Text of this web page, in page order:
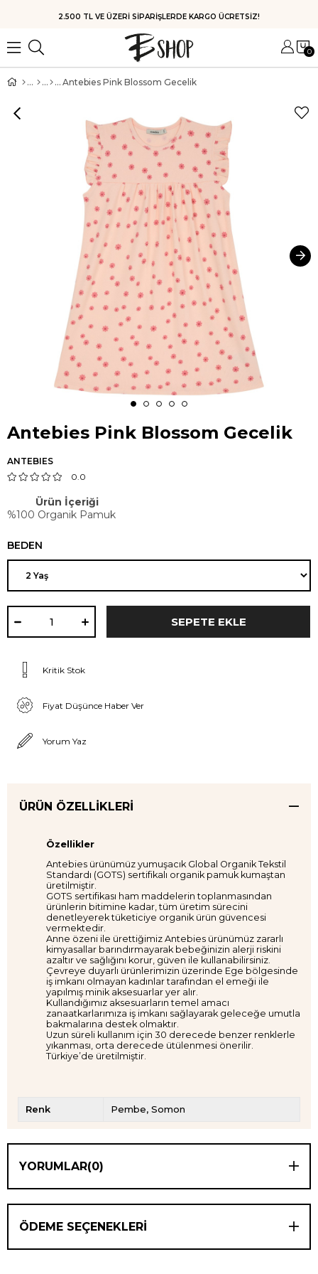
HIZLI KARGO
0
Antebies Pink Blossom Gecelik
Antebies Pink Blossom Gecelik
ANTEBIES
0.0
Ürün İçeriği
%100 Organik Pamuk
BEDEN
Kritik Stok
Fiyat Düşünce Haber Ver
Yorum Yaz
ÜRÜN ÖZELLIKLERI
Özellikler
Antebies ürünümüz yumuşacık Global Organik Tekstil
Standardı (GOTS) sertifikalı organik pamuk kumaştan
üretilmiştir.
GOTS sertifikası ham maddelerin toplanmasından
ürünlerin bitimine kadar, tüm üretim sürecini
denetleyerek tüketiciye organik ürün güvencesi
vermektedir.
Anne özeni ile ürettiğimiz Antebies ürünümüz zararlı
kimyasallar barındırmayarak bebeğinizin alerji riskini
azaltır ve sağlığını korur, güven ile kullanabilirsiniz.
Çevreye duyarlı ürünlerimizin üzerinde Ege bölgesinde
iş imkanı olmayan kadınlar tarafından el emeği ile
yapılmış minik aksesuarlar yer alır.
Kullandığımız aksesuarların temel amacı
zanaatkarlarımıza iş imkanı sağlayarak geleceğe umutla
bakmalarına destek olmaktır.
Uzun süreli kullanım için 30 derecede benzer renklerle
yıkanması, orta derecede ütülenmesi önerilir.
Türkiye’de üretilmiştir.
Renk Pembe Somon
YORUMLAR(0)
ÖDEME SEÇENEKLERI